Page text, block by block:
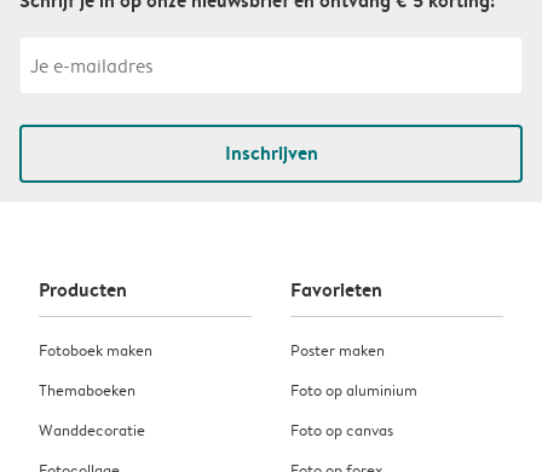
Inschrijven
Producten
Fotoboek maken
Themaboeken
Wanddecoratie
Favorieten
Poster maken
Foto op aluminium
Foto op canvas